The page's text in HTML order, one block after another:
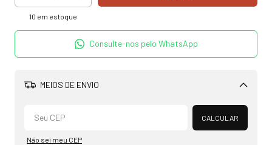
10 em estoque
Consulte-nos pelo WhatsApp
MEIOS DE ENVIO
Alterar CEP
CALCULAR
Não sei meu CEP